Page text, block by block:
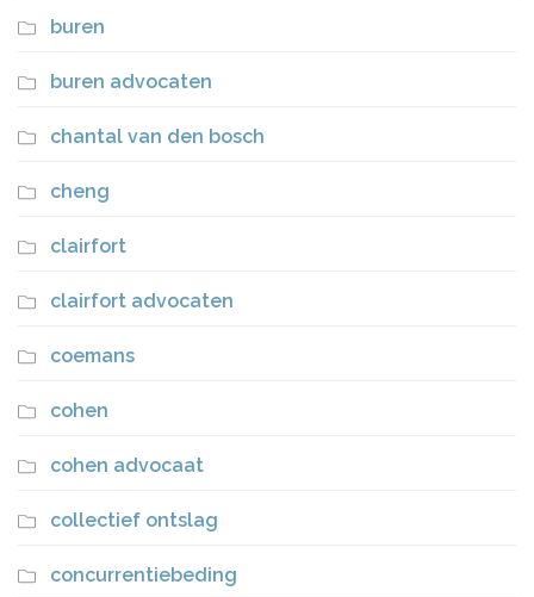
buren
buren advocaten
chantal van den bosch
cheng
clairfort
clairfort advocaten
coemans
cohen
cohen advocaat
collectief ontslag
concurrentiebeding